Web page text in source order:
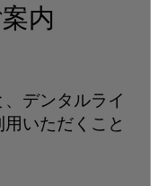
内
デンタルライ
いただくこと